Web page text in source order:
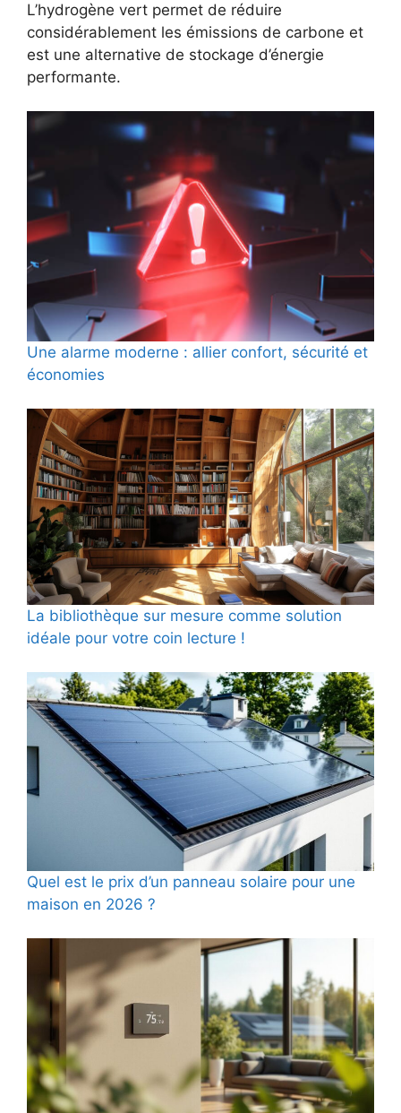
L’hydrogène vert permet de réduire
considérablement les émissions de carbone et
est une alternative de stockage d’énergie
performante.
Une alarme moderne : allier confort, sécurité et
économies
La bibliothèque sur mesure comme solution
idéale pour votre coin lecture !
Quel est le prix d’un panneau solaire pour une
maison en 2026 ?